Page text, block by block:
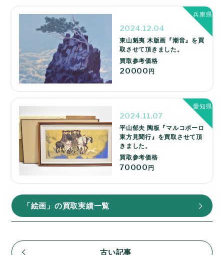
2024.12.04
東山魁夷 木版画『潮音』を買
取させて頂きました。
買取参考価格
20000 円
兵庫県
2024.11.07
平山郁夫 陶板『マルコポーロ
東方見聞行』を買取させて頂
きました。
買取参考価格
70000 円
愛知県
「絵画」の買取実績一覧
古い記事